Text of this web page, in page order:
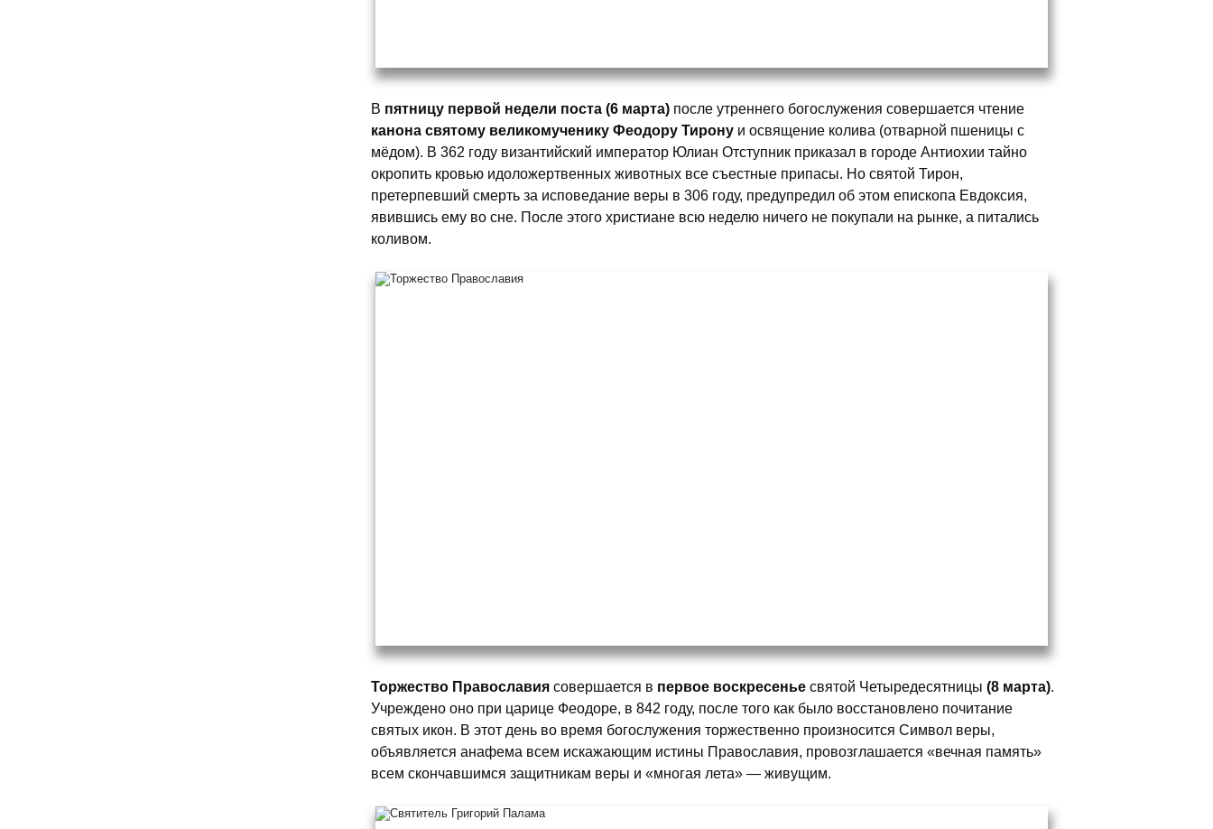
В пятницу первой недели поста (6 марта) после утреннего богослужения совершается чтение
канона святому великомученику Феодору Тирону и освящение колива (отварной пшеницы с
мёдом). В 362 году византийский император Юлиан Отступник приказал в городе Антиохии тайно
окропить кровью идоложертвенных животных все съестные припасы. Но святой Тирон,
претерпевший смерть за исповедание веры в 306 году, предупредил об этом епископа Евдоксия,
явившись ему во сне. После этого христиане всю неделю ничего не покупали на рынке, а питались
коливом.
Торжество Православия совершается в первое воскресенье святой Четыредесятницы (8 марта).
Учреждено оно при царице Феодоре, в 842 году, после того как было восстановлено почитание
святых икон. В этот день во время богослужения торжественно произносится Символ веры,
объявляется анафема всем искажающим истины Православия, провозглашается «вечная память»
всем скончавшимся защитникам веры и «многая лета» — живущим.